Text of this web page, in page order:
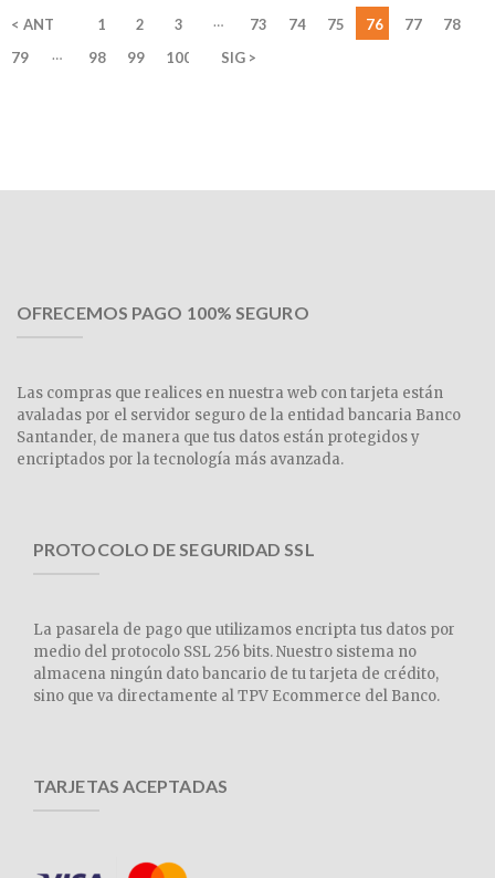
< ANT 1 2 3 … 73 74 75 76 77
78
79
… 98 99 100 SIG >
OFRECEMOS PAGO 100% SEGURO
Las compras que realices en nuestra web con tarjeta están
avaladas por el servidor seguro de la entidad bancaria Banco
Santander, de manera que tus datos están protegidos y
encriptados por la tecnología más avanzada.
PROTOCOLO DE SEGURIDAD SSL
La pasarela de pago que utilizamos encripta tus datos por
medio del protocolo SSL 256 bits. Nuestro sistema no
almacena ningún dato bancario de tu tarjeta de crédito,
sino que va directamente al TPV Ecommerce del Banco.
TARJETAS ACEPTADAS